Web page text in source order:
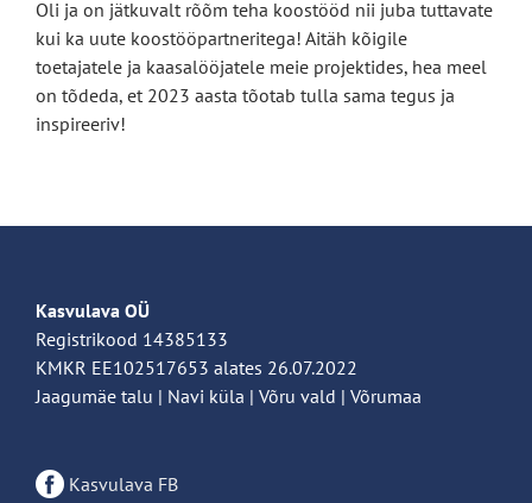
Oli ja on jätkuvalt rõõm teha koostööd nii juba tuttavate
kui ka uute koostööpartneritega! Aitäh kõigile
toetajatele ja kaasalööjatele meie projektides, hea meel
on tõdeda, et 2023 aasta tõotab tulla sama tegus ja
inspireeriv!
Kasvulava OÜ
Registrikood 14385133
KMKR EE102517653 alates 26.07.2022
Jaagumäe talu | Navi küla | Võru vald | Võrumaa
Kasvulava FB